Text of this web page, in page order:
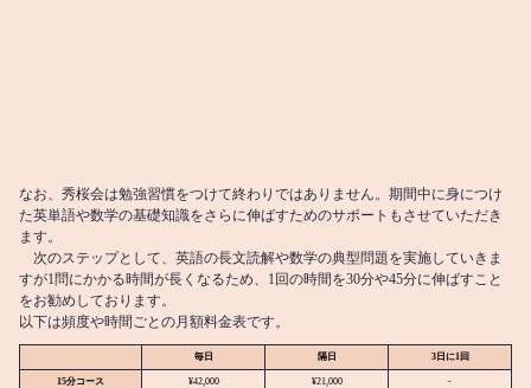
なお、秀桜会は勉強習慣をつけて終わりではありません。期間中に身につけ
た英単語や数学の基礎知識をさらに伸ばすためのサポートもさせていただき
ます。
次のステップとして、英語の長文読解や数学の典型問題を実施していきま
すが1問にかかる時間が長くなるため、1回の時間を30分や45分に伸ばすこと
をお勧めしております。
以下は頻度や時間ごとの月額料金表です。
毎日 隔日 3日に1回
15分コース ¥42,000 ¥21,000 -